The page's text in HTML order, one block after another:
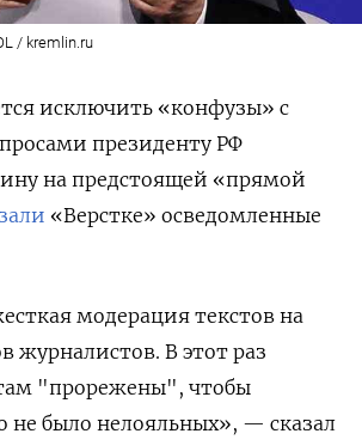
/ kremlin.ru
исключить «конфузы» с
президенту РФ
на предстоящей «прямой
«Верстке» осведомленные
модерация текстов на
журналистов. В этот раз
"прорежены", чтобы
не было нелояльных», — сказал